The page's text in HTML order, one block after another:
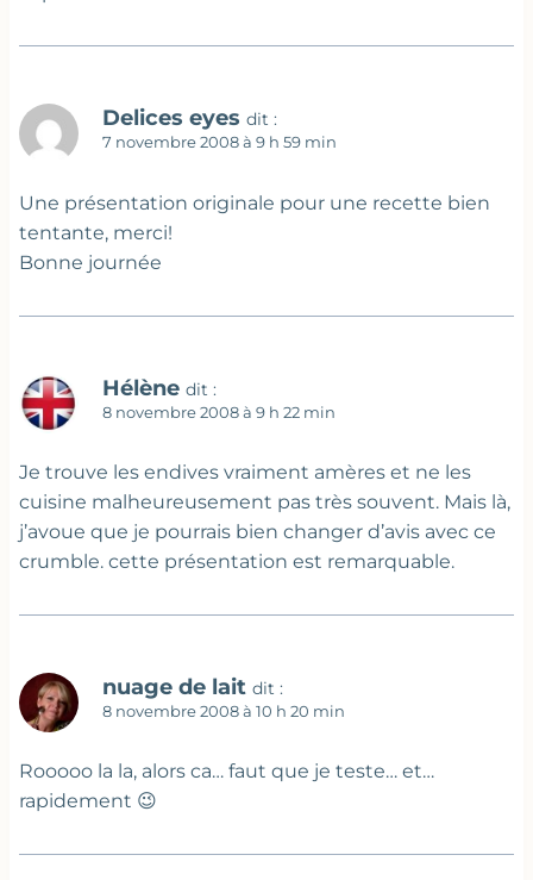
Delices eyes dit :
7 novembre 2008 à 9 h 59 min
Une présentation originale pour une recette bien
tentante, merci!
Bonne journée
Hélène dit :
8 novembre 2008 à 9 h 22 min
Je trouve les endives vraiment amères et ne les
cuisine malheureusement pas très souvent. Mais là,
j’avoue que je pourrais bien changer d’avis avec ce
crumble. cette présentation est remarquable.
nuage de lait dit :
8 novembre 2008 à 10 h 20 min
Rooooo la la, alors ca… faut que je teste… et…
rapidement 😉